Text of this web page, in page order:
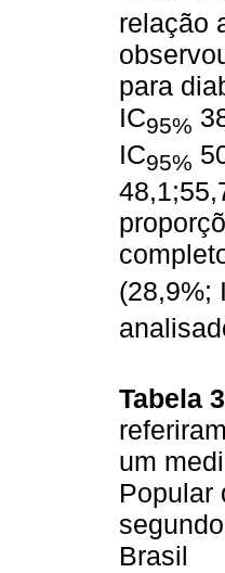
relação
para
IC95%
IC95%
(28,9%;
Tabela 3
um
Popular
Brasil